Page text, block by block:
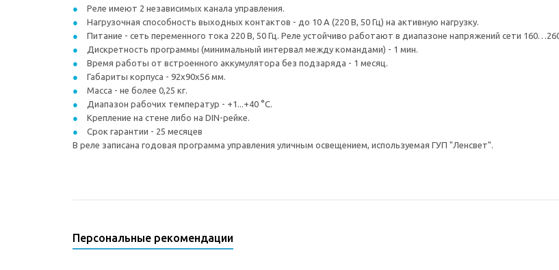
Реле имеют 2 независимых канала управления.
Нагрузочная способность выходных контактов - до 10 А (220 В, 50 Гц) на активную нагрузку.
Питание - сеть переменного тока 220 В, 50 Гц. Реле устойчиво работают в диапазоне напряжений сети
Дискретность программы (минимальный интервал между командами) - 1 мин.
Время работы от встроенного аккумулятора без подзаряда - 1 месяц.
Габариты корпуса - 92х90х56 мм.
Масса - не более 0,25 кг.
Диапазон рабочих температур - +1...+40 °С.
Крепление на стене либо на DIN-рейке.
Срок гарантии - 25 месяцев
В реле записана годовая программа управления уличным освещением, используемая ГУП "Ленсвет".
Персональные рекомендации